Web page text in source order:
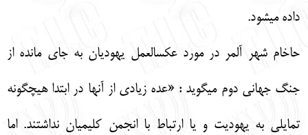
داده مي‏شود.
حاخام شهر آلمر در مورد عكس‏العمل يهوديان به جاي مانده از
جنگ جهاني دوم مي‏گويد : «عده زيادي از آنها در ابتدا هيچگونه
تمايلي به يهوديت و يا ارتباط با انجمن كليميان نداشتند. اما